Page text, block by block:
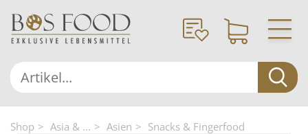
Shop Asia & ... Asien Snacks & Fingerfood